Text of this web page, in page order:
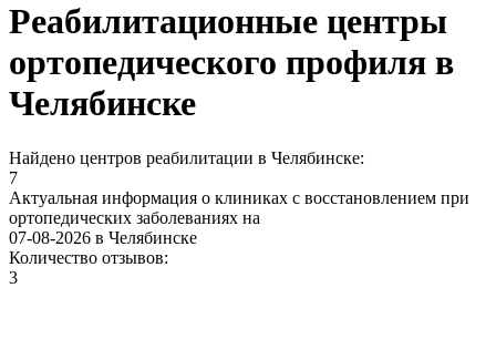
Реабилитационные центры
ортопедического профиля в
Челябинске
Найдено центров реабилитации в Челябинске:
7
Актуальная информация о клиниках с восстановлением при
ортопедических заболеваниях на
07-08-2026 в Челябинске
Количество отзывов:
3